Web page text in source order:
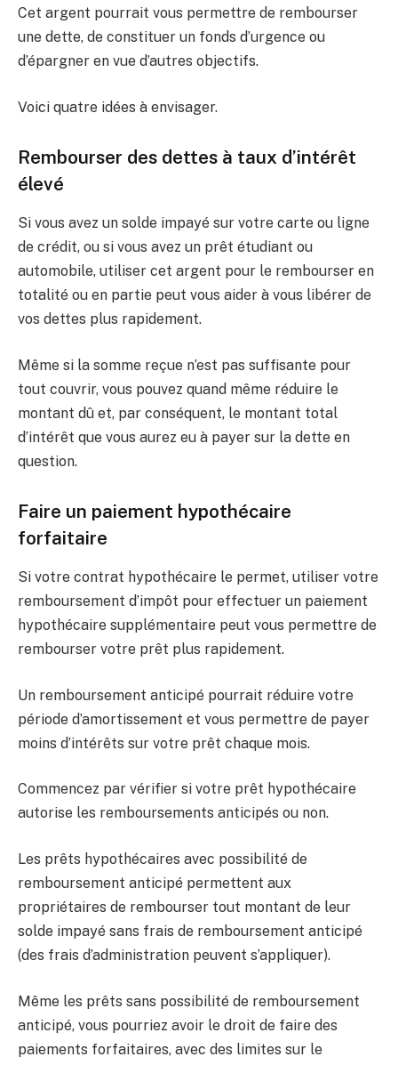
Cet argent pourrait vous permettre de rembourser
une dette, de constituer un fonds d’urgence ou
d’épargner en vue d’autres objectifs.
Voici quatre idées à envisager.
Rembourser des dettes à taux d’intérêt
élevé
Si vous avez un solde impayé sur votre carte ou ligne
de crédit, ou si vous avez un prêt étudiant ou
automobile, utiliser cet argent pour le rembourser en
totalité ou en partie peut vous aider à vous libérer de
vos dettes plus rapidement.
Même si la somme reçue n’est pas suffisante pour
tout couvrir, vous pouvez quand même réduire le
montant dû et, par conséquent, le montant total
d’intérêt que vous aurez eu à payer sur la dette en
question.
Faire un paiement hypothécaire
forfaitaire
Si votre contrat hypothécaire le permet, utiliser votre
remboursement d’impôt pour effectuer un paiement
hypothécaire supplémentaire peut vous permettre de
rembourser votre prêt plus rapidement.
Un remboursement anticipé pourrait réduire votre
période d’amortissement et vous permettre de payer
moins d’intérêts sur votre prêt chaque mois.
Commencez par vérifier si votre prêt hypothécaire
autorise les remboursements anticipés ou non.
Les prêts hypothécaires avec possibilité de
remboursement anticipé permettent aux
propriétaires de rembourser tout montant de leur
solde impayé sans frais de remboursement anticipé
(des frais d’administration peuvent s’appliquer).
Même les prêts sans possibilité de remboursement
anticipé, vous pourriez avoir le droit de faire des
paiements forfaitaires, avec des limites sur le